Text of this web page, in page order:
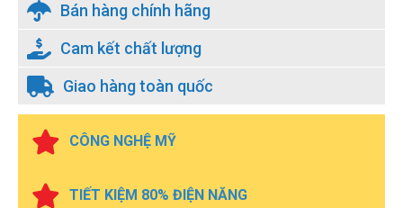
Bán hàng chính hãng
Cam kết chất lượng
Giao hàng toàn quốc
CÔNG NGHỆ MỸ
TIẾT KIỆM 80% ĐIỆN NĂNG